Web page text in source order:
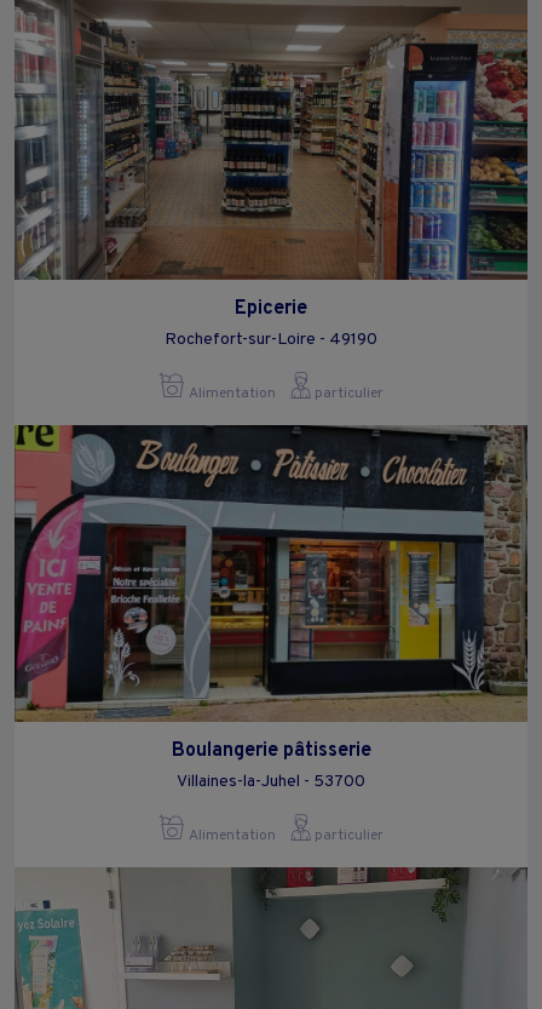
Epicerie
Rochefort-sur-Loire - 49190
Alimentation particulier
Boulangerie pâtisserie
Villaines-la-Juhel - 53700
Alimentation particulier